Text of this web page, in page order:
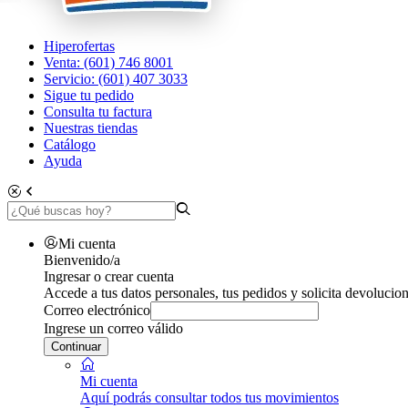
Hiperofertas
Venta: (601) 746 8001
Servicio: (601) 407 3033
Sigue tu pedido
Consulta tu factura
Nuestras tiendas
Catálogo
Ayuda
Mi cuenta
Bienvenido/a
Ingresar o crear cuenta
Accede a tus datos personales, tus pedidos y solicita
Correo electrónico
Ingrese un correo válido
Continuar
Mi cuenta
Aquí podrás consultar todos tus movimientos